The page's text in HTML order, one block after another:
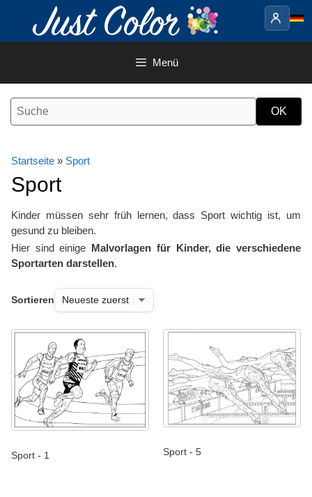
Inhalt
Menü
Startseite » Sport
Sport
Kinder müssen sehr früh lernen, dass Sport wichtig ist, um
gesund zu bleiben.
Hier sind einige Malvorlagen für Kinder, die verschiedene
Sportarten darstellen.
Sortieren
Sport - 1 Sport - 5